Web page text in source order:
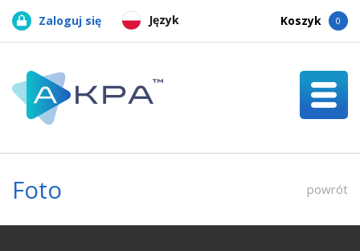
Język
Zaloguj się Koszyk 0
Foto powrót